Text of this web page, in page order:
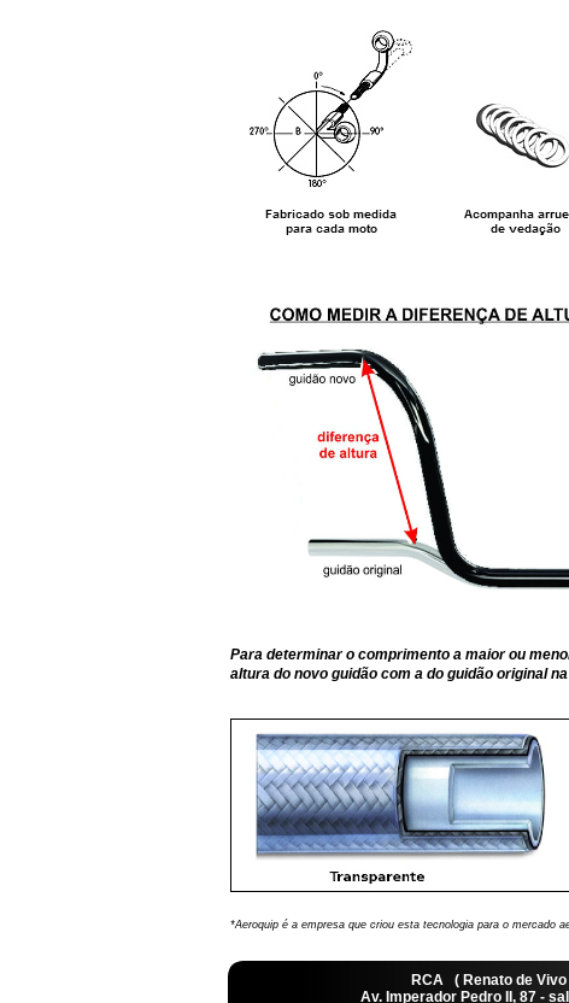
Para determinar o comprimento a maior ou
altura do novo guidão com a do guidão original
*Aeroquip é a empresa que criou esta tecnologia para o mercado
RCA ( Renato de
Av. Imperador Pedro II, 87 -